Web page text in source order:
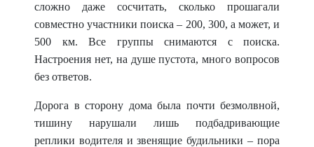
сложно даже сосчитать, сколько прошагали
совместно участники поиска – 200, 300, а может, и
500 км. Все группы снимаются с поиска.
Настроения нет, на душе пустота, много вопросов
без ответов.
Дорога в сторону дома была почти безмолвной,
тишину нарушали лишь подбадривающие
реплики водителя и звенящие будильники – пора